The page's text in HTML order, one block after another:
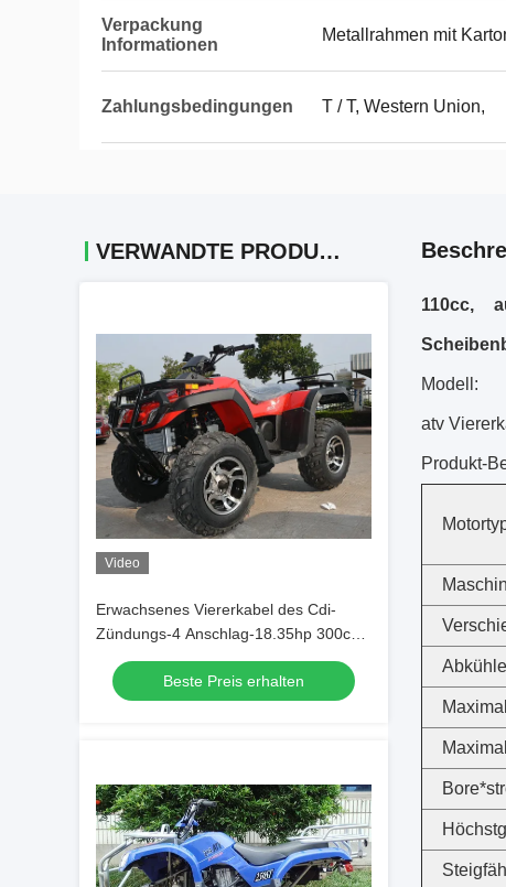
Verpackung
Informationen
Metallrahmen mit
Zahlungsbedingungen T / T, Western Union,
VERWANDTE PRODUKTE
Video
Erwachsenes Viererkabel des Cdi-
Zündungs-4 Anschlag-18.35hp 300cc
Atv fährt 4x4 65km/H rad
Beste Preis erhalten
110cc,
Modell:
atv
Produkt-